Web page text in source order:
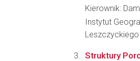
Kierownik:
Instytut
Leszczyckiego
Struktury